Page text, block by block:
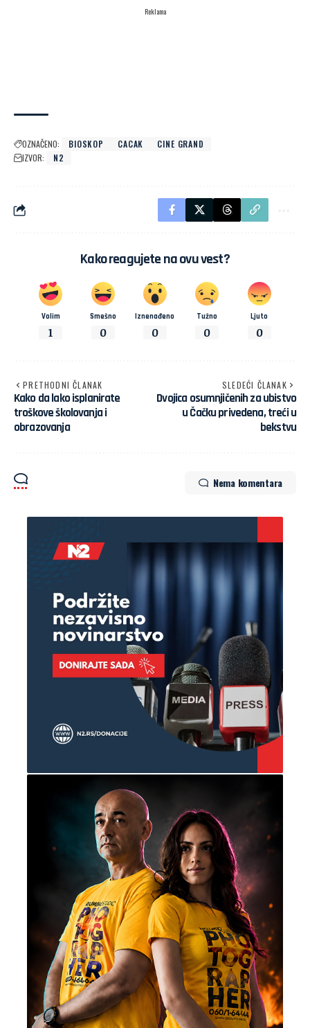
Reklama
OZNAČENO: BIOSKOP CACAK
CINE GRAND
IZVOR:
N2
Kako reagujete na ovu vest?
Volim
1
Smešno
0
Iznenađeno
0
Tužno
0
Ljuto
0
PRETHODNI ČLANAK
Kako da lako isplanirate
troškove školovanja i
obrazovanja
SLEDEĆI ČLANAK
Dvojica osumnjičenih za ubistvo
u Čačku privedena, treći u
bekstvu
Nema komentara